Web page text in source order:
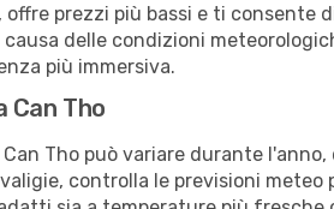
offre prezzi più bassi e ti consente
delle condizioni
più immersiva.
Can Tho
Can Tho può variare durante
controlla le previsioni